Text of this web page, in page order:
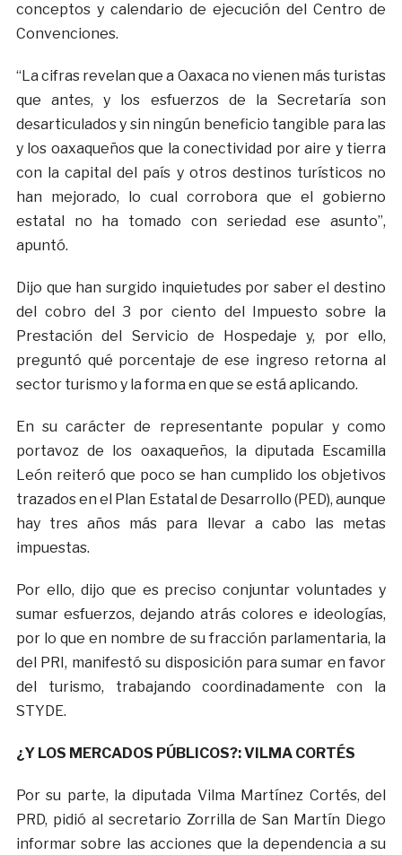
conceptos y calendario de ejecución del Centro de
Convenciones.
“La cifras revelan que a Oaxaca no vienen más turistas
que antes, y los esfuerzos de la Secretaría son
desarticulados y sin ningún beneficio tangible para las
y los oaxaqueños que la conectividad por aire y tierra
con la capital del país y otros destinos turísticos no
han mejorado, lo cual corrobora que el gobierno
estatal no ha tomado con seriedad ese asunto”,
apuntó.
Dijo que han surgido inquietudes por saber el destino
del cobro del 3 por ciento del Impuesto sobre la
Prestación del Servicio de Hospedaje y, por ello,
preguntó qué porcentaje de ese ingreso retorna al
sector turismo y la forma en que se está aplicando.
En su carácter de representante popular y como
portavoz de los oaxaqueños, la diputada Escamilla
León reiteró que poco se han cumplido los objetivos
trazados en el Plan Estatal de Desarrollo (PED), aunque
hay tres años más para llevar a cabo las metas
impuestas.
Por ello, dijo que es preciso conjuntar voluntades y
sumar esfuerzos, dejando atrás colores e ideologías,
por lo que en nombre de su fracción parlamentaria, la
del PRI, manifestó su disposición para sumar en favor
del turismo, trabajando coordinadamente con la
STYDE.
¿Y LOS MERCADOS PÚBLICOS?: VILMA CORTÉS
Por su parte, la diputada Vilma Martínez Cortés, del
PRD, pidió al secretario Zorrilla de San Martín Diego
informar sobre las acciones que la dependencia a su